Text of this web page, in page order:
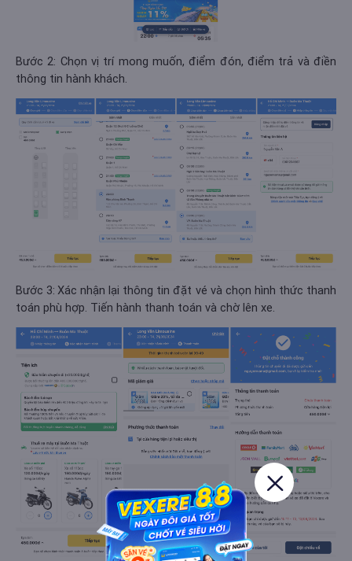
Bước 2: Chọn vị trí mong muốn, điểm đón, điểm trả và điền
thông tin hành khách.
Bước 3: Xác nhận lại thông tin đặt vé và chọn hình thức thanh
toán phù hợp. Tiến hành thanh toán và chờ lên xe.